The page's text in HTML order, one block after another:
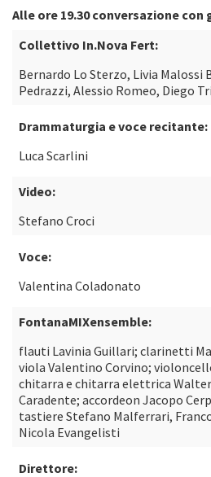
Alle ore 19.30 conversazione
Collettivo In.Nova Fert:
Bernardo Lo Sterzo, Livia
Pedrazzi, Alessio Romeo, Diego
Drammaturgia e voce recitante:
Luca Scarlini
Video:
Stefano Croci
Voce:
Valentina Coladonato
FontanaMIXensemble:
flauti Lavinia Guillari; clarinetti
viola Valentino Corvino;
chitarra e chitarra elettrica
Caradente; accordeon Jacopo
tastiere Stefano Malferrari,
Nicola Evangelisti
Direttore: